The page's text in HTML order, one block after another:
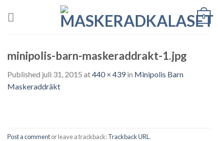
0
minipolis-barn-maskeraddrakt-1.jpg
Published juli 31, 2015 at440 × 439in Minipolis Barn
Maskeraddräkt
Post a commentor leave a trackback:Trackback URL .